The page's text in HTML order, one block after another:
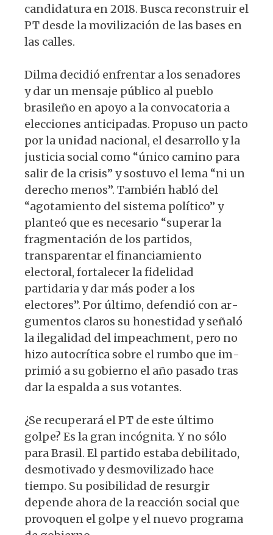
candidatura en 2018. Busca reconstruir el
PT desde la movilización de las bases en
las calles.
Dilma decidió enfrentar a los senado­res
y dar un mensaje público al pueblo
brasileño en apoyo a la convocatoria a
elecciones anticipadas. Propuso un pac­to
por la unidad nacional, el desarrollo y la
justicia social como “único camino para
salir de la crisis” y sostuvo el lema “ni un
derecho menos”. También habló del
“agotamiento del sistema político” y
planteó que es necesario “superar la
frag­mentación de los partidos,
transparentar el financiamiento
electoral, fortalecer la fidelidad
partidaria y dar más poder a los
electores”. Por último, defendió con ar­
gumentos claros su honestidad y señaló
la ilegalidad del impeachment, pero no
hizo autocrítica sobre el rumbo que im­
primió a su gobierno el año pasado tras
dar la espalda a sus votantes.
¿Se recuperará el PT de este último
golpe? Es la gran incógnita. Y no sólo
para Brasil. El partido estaba debilitado,
desmotivado y desmovilizado hace
tiempo. Su posibilidad de resurgir
depende ahora de la reacción social que
provoquen el golpe y el nuevo programa